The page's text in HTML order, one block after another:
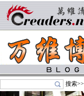
搜索>>